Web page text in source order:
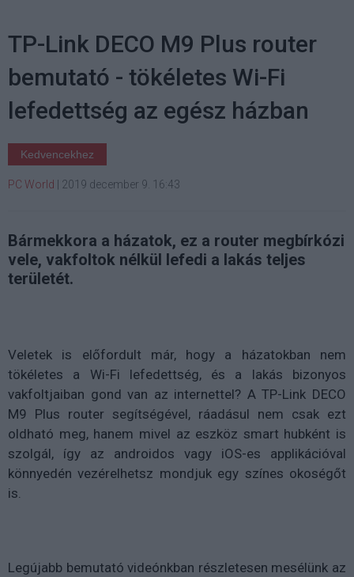
TP-Link DECO M9 Plus router
bemutató - tökéletes Wi-Fi
lefedettség az egész házban
Kedvencekhez
PC World 2019 december 9. 16:43
Bármekkora a házatok, ez a router megbírkózi
vele, vakfoltok nélkül lefedi a lakás teljes
területét.
Veletek is előfordult már, hogy a házatokban nem
tökéletes a Wi-Fi lefedettség, és a lakás bizonyos
vakfoltjaiban gond van az internettel? A TP-Link DECO
M9 Plus router segítségével, ráadásul nem csak ezt
oldható meg, hanem mivel az eszköz smart hubként is
szolgál, így az androidos vagy iOS-es applikációval
könnyedén vezérelhetsz mondjuk egy színes okoségőt
is.
Legújabb bemutató videónkban részletesen mesélünk az